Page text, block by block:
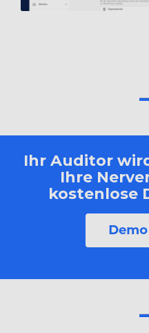
Ihr Auditor
Ihre
kostenlose